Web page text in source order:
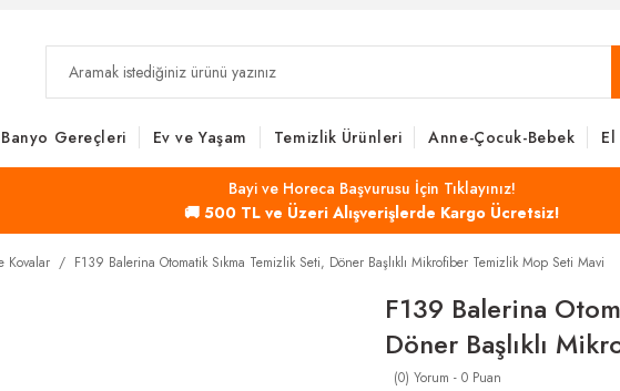
Banyo Gereçleri Ev ve Yaşam Temizlik Ürünleri Anne-Çocuk-Bebek
Bayi ve Horeca Başvurusu İçin Tıklayınız!
🚚 500 TL ve Üzeri Alışverişlerde Kargo Ücretsiz!
Kovalar F139 Balerina Otomatik Sıkma Temizlik Seti, Döner Başlıklı Mikrofiber Temizlik Mop Seti Mavi
F139 Balerina
Döner Başlıklı
(0) Yorum - 0 Puan